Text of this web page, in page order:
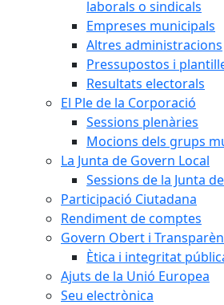
laborals o sindicals
Empreses municipals
Altres administracions
Pressupostos i
Resultats electorals
El Ple de la Corporació
Sessions plenàries
Mocions dels grups
La Junta de Govern Local
Sessions de la Junta
Participació Ciutadana
Rendiment de comptes
Govern Obert i
Ètica i integritat
Ajuts de la Unió Europea
Seu electrònica